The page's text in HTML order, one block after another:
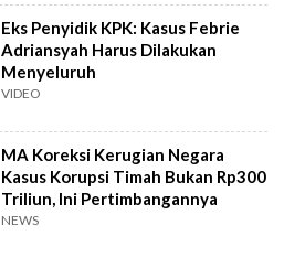
Eks Penyidik KPK: Kasus Febrie
Adriansyah Harus Dilakukan
Menyeluruh
VIDEO
MA Koreksi Kerugian Negara
Kasus Korupsi Timah Bukan Rp300
Triliun, Ini Pertimbangannya
NEWS